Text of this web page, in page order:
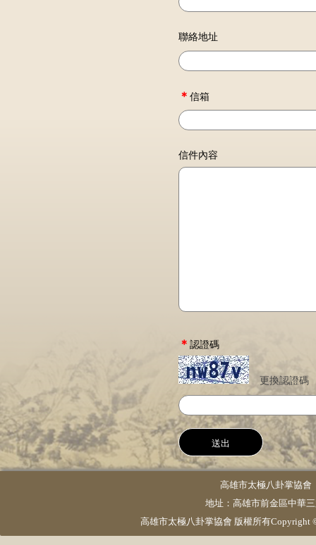
聯絡地址
＊ 信箱
信件內容
＊ 認證碼
更換認證碼
高雄市太極八卦掌協
地址：高雄市前金區中華
高雄市太極八卦掌協會 版權所有Copyright